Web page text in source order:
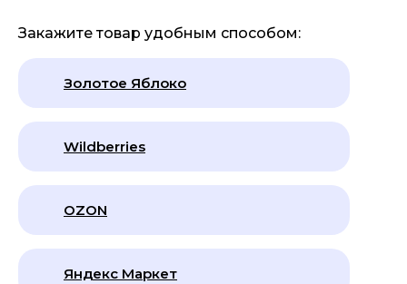
Закажите товар удобным способом:
Золотое Яблоко
Wildberries
OZON
Яндекс Маркет